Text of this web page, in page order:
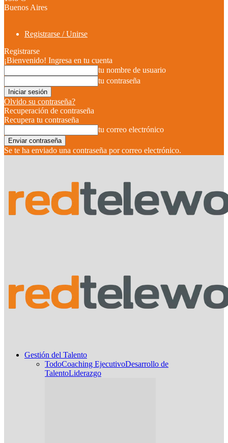
Buenos Aires
Registrarse / Unirse
Registrarse
¡Bienvenido! Ingresa en tu cuenta
tu nombre de usuario
tu contraseña
Olvido su contraseña?
Recuperación de contraseña
Recupera tu contraseña
tu correo electrónico
Se te ha enviado una contraseña por correo electrónico.
Gestión del Talento
TodoCoaching EjecutivoDesarrollo de
TalentoLiderazgo